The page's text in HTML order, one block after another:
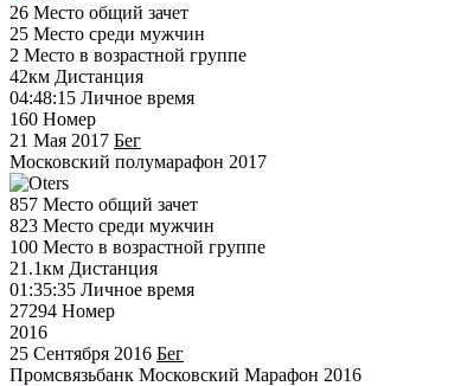
26 Место общий зачет
25 Место среди мужчин
2 Место в возрастной группе
42км Дистанция
04:48:15 Личное время
160 Номер
21 Мая 2017 Бег
Московский полумарафон 2017
857 Место общий зачет
823 Место среди мужчин
100 Место в возрастной группе
21.1км Дистанция
01:35:35 Личное время
27294 Номер
2016
25 Сентября 2016 Бег
Промсвязьбанк Московский Марафон 2016